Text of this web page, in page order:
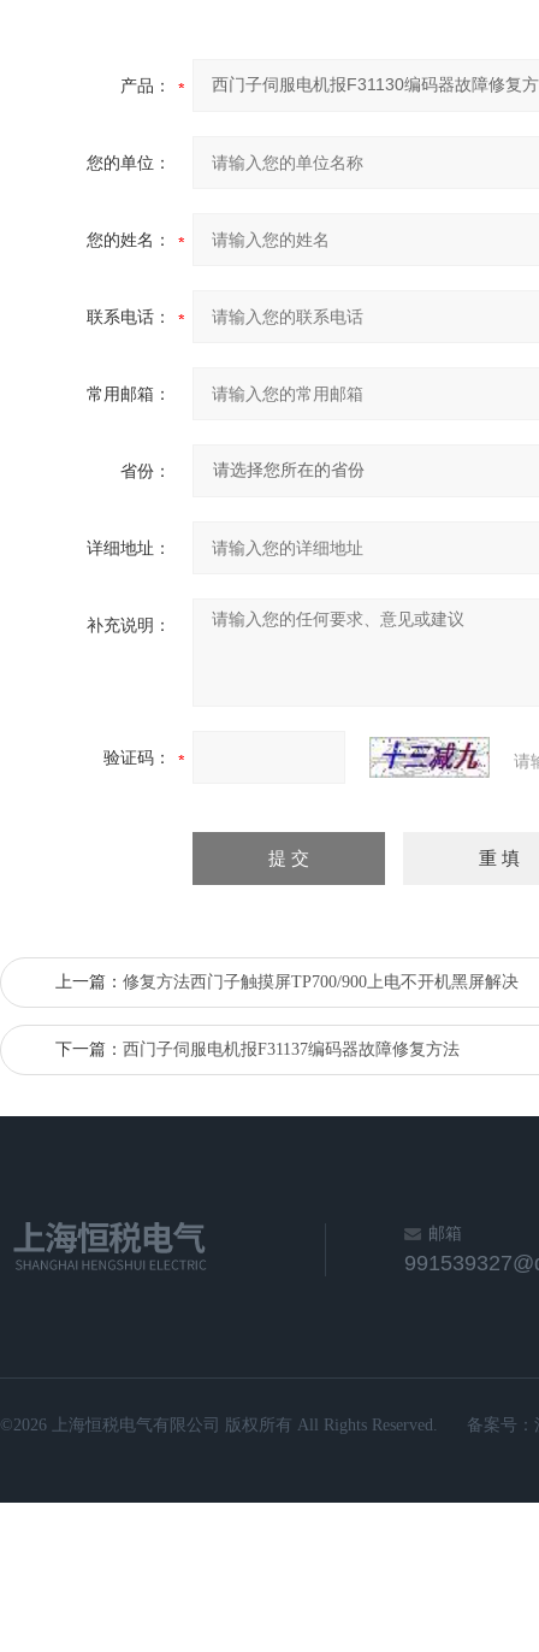
产品：
您的单位：
您的姓名：
联系电话：
常用邮箱：
省份：
详细地址：
补充说明：
验证码： 请
上一篇： 修复方法西门子触摸屏TP700/900上电不开机黑屏解决
下一篇： 西门子伺服电机报F31137编码器故障修复方法
邮箱
©2026 上海恒税电气有限公司 版权所有 All Rights Reserved. 备案号：